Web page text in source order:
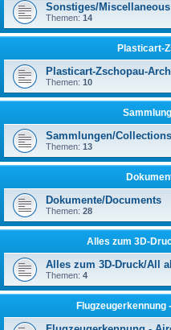
Sonstiges/Miscellaneous
Themen: 14
Plasticart-
Plasticart-Zschopau-
Themen: 10
Sammlungen/Collections
Themen: 13
Dokumente/Documents
Themen: 28
Alles zum 3D-
Alles zum 3D-Druck/All
Themen: 4
Flugzeugerkennung